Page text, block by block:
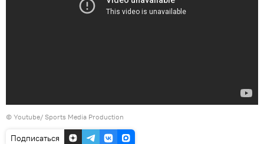
© Youtube/ Sports Media Production
Подписаться